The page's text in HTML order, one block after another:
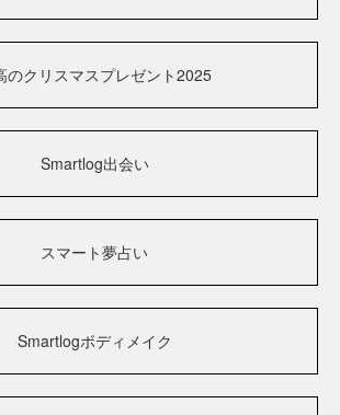
のクリスマスプレゼント2025
Smartlog出会い
スマート夢占い
Smartlogボディメイク